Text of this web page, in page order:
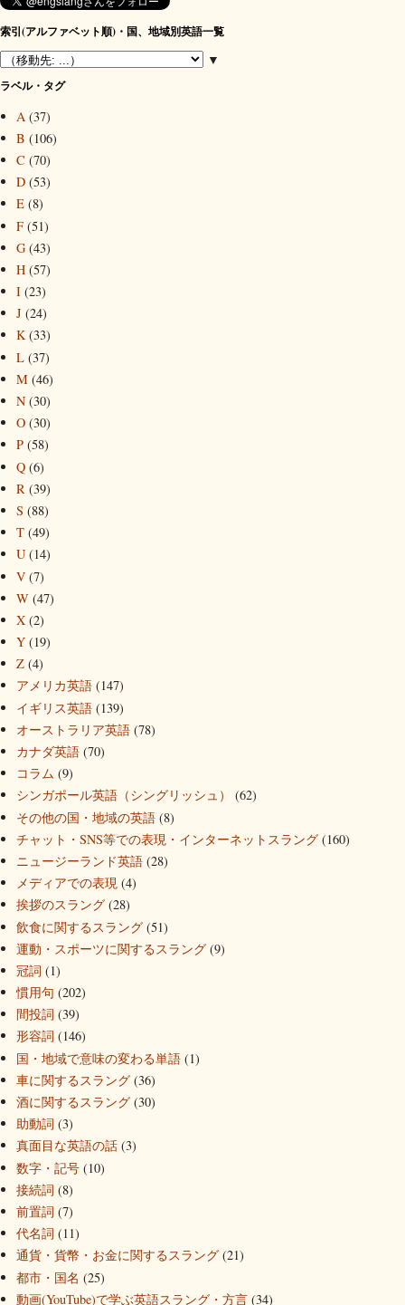
索引(アルファベット順)・国、地域別英語一覧
▼
ラベル・タグ
A (37)
B (106)
C (70)
D (53)
E (8)
F (51)
G (43)
H (57)
I (23)
J (24)
K (33)
L (37)
M (46)
N (30)
O (30)
P (58)
Q (6)
R (39)
S (88)
T (49)
U (14)
V (7)
W (47)
X (2)
Y (19)
Z (4)
アメリカ英語 (147)
イギリス英語 (139)
オーストラリア英語 (78)
カナダ英語 (70)
コラム (9)
シンガポール英語（シングリッシュ）
(62)
その他の国・地域の英語 (8)
チャット・SNS等での表現・インターネットスラング (160)
ニュージーランド英語 (28)
メディアでの表現 (4)
挨拶のスラング (28)
飲食に関するスラング (51)
運動・スポーツに関するスラング (9)
冠詞 (1)
慣用句 (202)
間投詞 (39)
形容詞 (146)
国・地域で意味の変わる単語 (1)
車に関するスラング (36)
酒に関するスラング (30)
助動詞 (3)
真面目な英語の話 (3)
数字・記号 (10)
接続詞 (8)
前置詞 (7)
代名詞 (11)
通貨・貨幣・お金に関するスラング (21)
都市・国名 (25)
動画(YouTube)で学ぶ英語スラング・方言 (34)